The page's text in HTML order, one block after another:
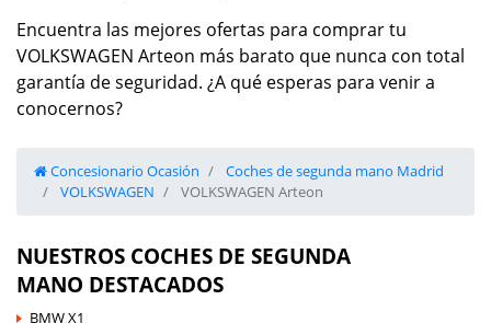
Encuentra las mejores ofertas para comprar tu
VOLKSWAGEN Arteon más barato que nunca con total
garantía de seguridad. ¿A qué esperas para venir a
conocernos?
Concesionario Ocasión
Coches de segunda mano Madrid
VOLKSWAGEN
VOLKSWAGEN Arteon
NUESTROS COCHES DE SEGUNDA
MANO DESTACADOS
BMW X1